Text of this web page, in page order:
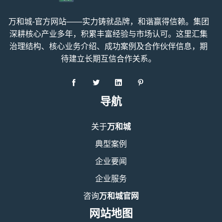
万和城-官方网站——实力铸就品牌，和谐赢得信赖。集团
深耕核心产业多年，积累丰富经验与市场认可。这里汇集
治理结构、核心业务介绍、成功案例及合作伙伴信息，期
待建立长期互信合作关系。
导航
关于万和城
典型案例
企业要闻
企业服务
咨询万和城官网
网站地图